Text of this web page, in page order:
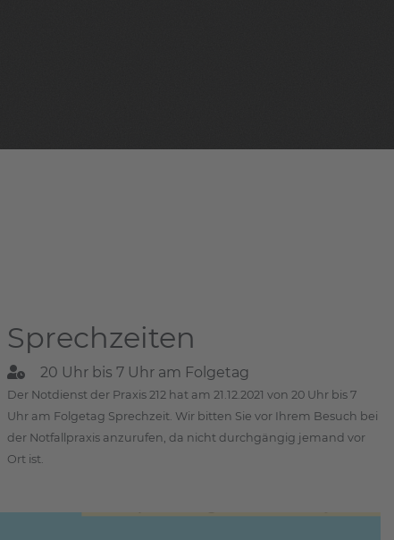
Sprechzeiten
20 Uhr bis 7 Uhr am Folgetag
Der Notdienst der Praxis 212 hat am 21.12.2021 von 20 Uhr bis 7
Uhr am Folgetag Sprechzeit. Wir bitten Sie vor Ihrem Besuch bei
der Notfallpraxis anzurufen, da nicht durchgängig jemand vor
Ort ist.